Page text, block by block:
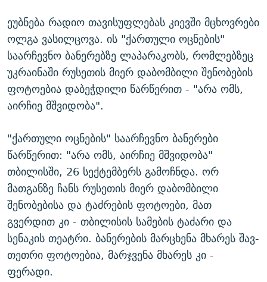
ეუბნება რადიო თავისუფლებას კიევში მცხოვრები
ოლგა ვასილცოვა. ის "ქართული ოცნების"
საარჩევნო ბანერებზე ლაპარაკობს, რომლებზეც
უკრაინაში რუსეთის მიერ დაბომბილი შენობების
ფოტოებია დაბეჭდილი წარწერით - "არა ომს,
აირჩიე მშვიდობა".
"ქართული ოცნების" საარჩევნო ბანერები
წარწერით: "არა ომს, აირჩიე მშვიდობა"
თბილისში, 26 სექტემბერს გამოჩნდა. ორ
მათგანზე ჩანს რუსეთის მიერ დაბომბილი
შენობებისა და ტაძრების ფოტოები, მათ
გვერდით კი - თბილისის სამების ტაძარი და
სენაკის თეატრი. ბანერების მარცხენა მხარეს შავ-
თეთრი ფოტოებია, მარჯვენა მხარეს კი -
ფერადი.